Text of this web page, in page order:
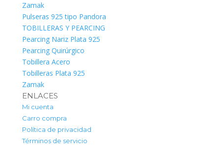
Zamak
Pulseras 925 tipo Pandora
TOBILLERAS Y PEARCING
Pearcing Nariz Plata 925
Pearcing Quirúrgico
Tobillera Acero
Tobilleras Plata 925
Zamak
ENLACES
Mi cuenta
Carro compra
Política de privacidad
Términos de servicio